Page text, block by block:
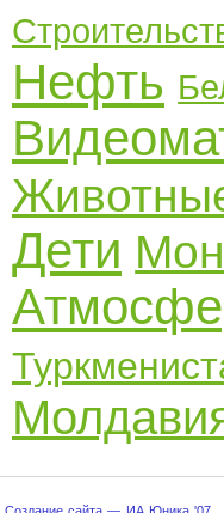
Нефть
Дети
Создание сайта — ИА Юника '07